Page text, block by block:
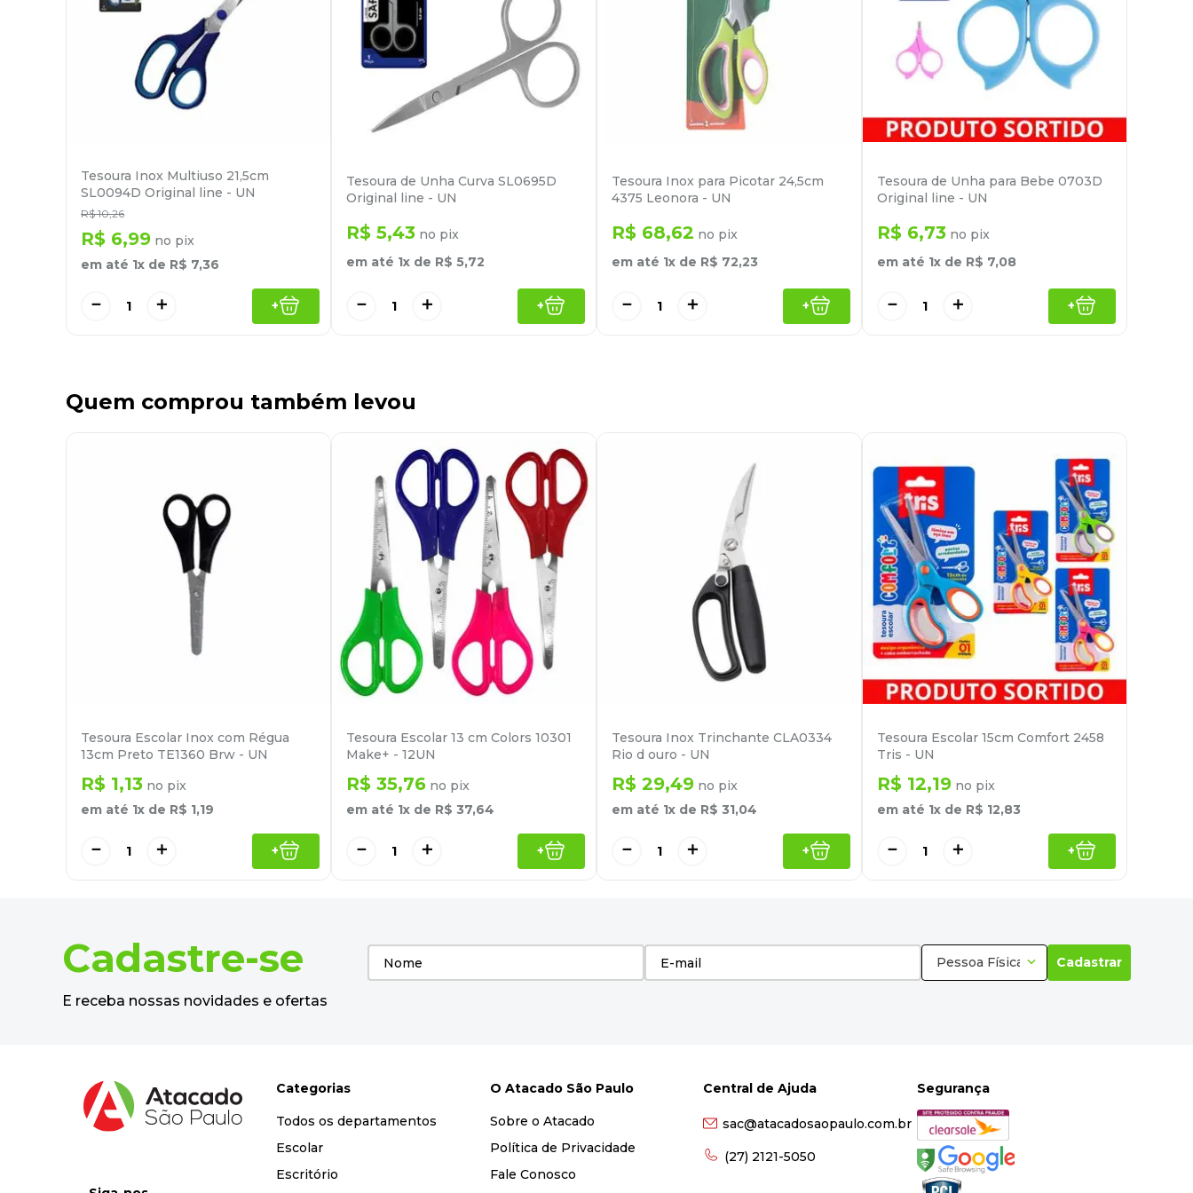
Tesoura Inox Multiuso 21,5cm
SL0094D Original line - UN
R$ 10,26
R$ 6,99 no pix
em até 1x de R$ 7,36
＋
－ +
Tesoura de Unha Curva SL0695D
Original line - UN
R$ 5,43 no pix
em até 1x de R$ 5,72
＋
－ +
Tesoura Inox para Picotar 24,5cm
4375 Leonora - UN
R$ 68,62 no pix
em até 1x de R$ 72,23
＋
－ +
Tesoura de Unha para Bebe 0703D
Original line - UN
R$ 6,73 no pix
em até 1x de R$ 7,08
＋
－ +
Quem comprou também levou
Tesoura Escolar Inox com Régua
13cm Preto TE1360 Brw - UN
R$ 1,13 no pix
em até 1x de R$ 1,19
＋
－ +
Tesoura Escolar 13 cm Colors 10301
Make+ - 12UN
R$ 35,76 no pix
em até 1x de R$ 37,64
＋
－ +
Tesoura Inox Trinchante CLA0334
Rio d ouro - UN
R$ 29,49 no pix
em até 1x de R$ 31,04
＋
－ +
Tesoura Escolar 15cm Comfort 2458
Tris - UN
R$ 12,19 no pix
em até 1x de R$ 12,83
＋
－ +
Cadastre-se
E receba nossas novidades e ofertas
Pessoa Física Cadastrar
Categorias
Todos os departamentos
Escolar
Escritório
O Atacado São Paulo
Sobre o Atacado
Política de Privacidade
Fale Conosco
Central de Ajuda
sac@atacadosaopaulo.com.br
(27) 2121-5050
Segurança